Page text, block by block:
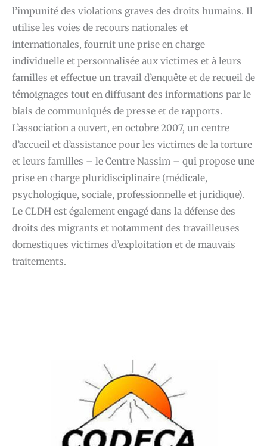
l’impunité des violations graves des droits humains. Il
utilise les voies de recours nationales et
internationales, fournit une prise en charge
individuelle et personnalisée aux victimes et à leurs
familles et effectue un travail d’enquête et de recueil de
témoignages tout en diffusant des informations par le
biais de communiqués de presse et de rapports.
L’association a ouvert, en octobre 2007, un centre
d’accueil et d’assistance pour les victimes de la torture
et leurs familles – le Centre Nassim – qui propose une
prise en charge pluridisciplinaire (médicale,
psychologique, sociale, professionnelle et juridique).
Le CLDH est également engagé dans la défense des
droits des migrants et notamment des travailleuses
domestiques victimes d’exploitation et de mauvais
traitements.